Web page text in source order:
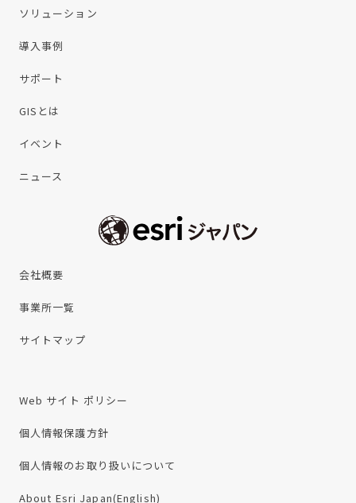
ソリューション
導入事例
サポート
GISとは
イベント
ニュース
会社概要
事業所一覧
サイトマップ
Web サイト ポリシー
個人情報保護方針
個人情報のお取り扱いについて
About Esri Japan(English)